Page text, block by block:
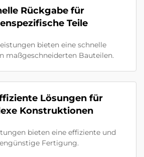
Rückgabe für
Teile
bieten eine schnelle
maßgeschneiderten Bauteilen.
Lösungen für
Konstruktionen
bieten eine effiziente und
Fertigung.